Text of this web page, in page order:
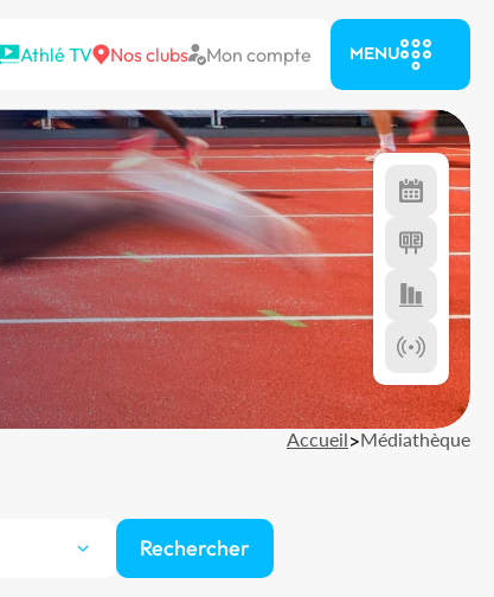
Athlé TV Nos clubs Mon compte MENU
Accueil>Médiathèque
Rechercher